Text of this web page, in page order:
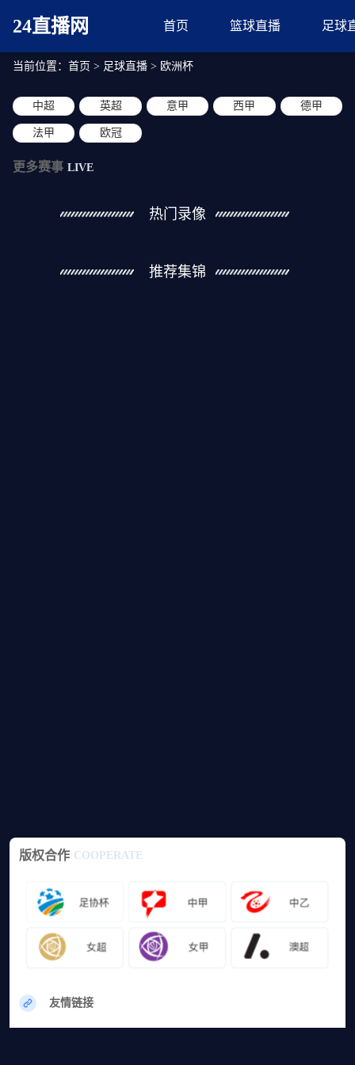
24直播网 首页 篮球直播 足球
当前位置： 首页 > 足球直播 > 欧洲杯
中超 英超 意甲 西甲 德甲
法甲 欧冠
更多赛事 LIVE
热门录像
推荐集锦
版权合作 COOPERATE
友情链接